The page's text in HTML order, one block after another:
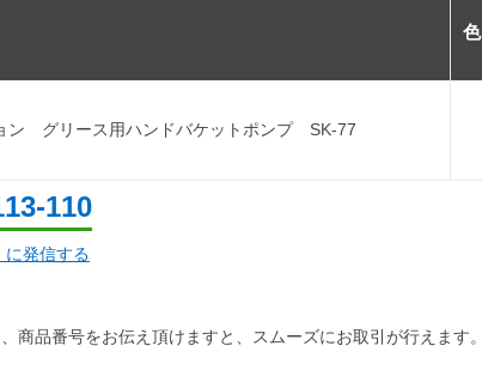
色
ン グリース用ハンドバケットポンプ SK-77
110
発信する
商品番号をお伝え頂けますと、スムーズにお取引が行えます。